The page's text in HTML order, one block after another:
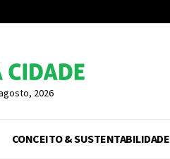
2026
CONCEITO & SUSTENTABILIDADE